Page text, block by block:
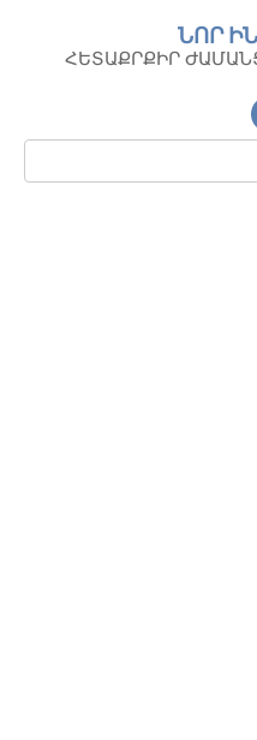
контенту
ՆՈՐ
ՀԵՏԱՔՐՔԻՐ
Поиск: